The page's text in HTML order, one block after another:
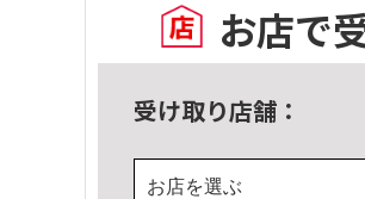
お店で
受け取り店舗：
お店を選ぶ